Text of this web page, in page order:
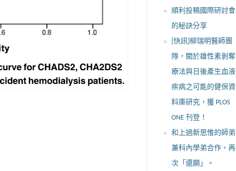
順利投稿國際研討會
的秘訣分享
[快訊]柳瑞明醫師團
隊，關於雄性素剝奪
療法與日後產生血液
疾病之可能的健保資
料庫研究，獲 PLOS
ONE 刊登！
和上過新思惟的師弟
兼科內學弟合作，再
次「還願」。